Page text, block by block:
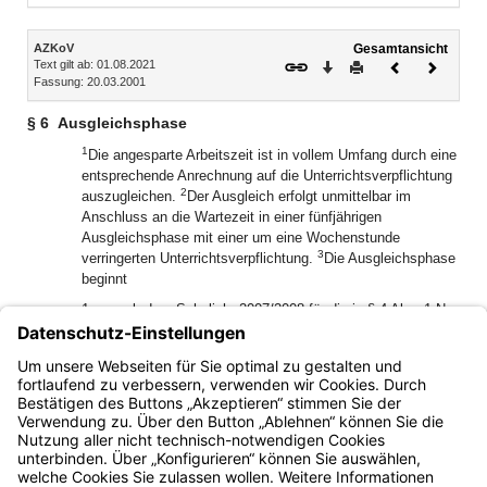
Inhalt
AZKoV
Text gilt ab: 01.08.2021
Fassung: 20.03.2001
Gesamtansicht
Download
DruckenVorheriges
§ 6 Ausgleichsphase
1 Die angesparte Arbeitszeit ist in vollem Umfang durch eine
entsprechende Anrechnung auf die Unterrichtsverpflichtung
auszugleichen. 2 Der Ausgleich erfolgt unmittelbar im
Anschluss an die Wartezeit in einer fünfjährigen
Ausgleichsphase mit einer um eine Wochenstunde
verringerten Unterrichtsverpflichtung. 3 Die Ausgleichsphase
beginnt
1.
ab dem Schuljahr 2007/2008 für die in § 4 Abs. 1 Nr.
1 genannten Lehrkräfte,
2.
ab dem Schuljahr 2008/2009 für die in § 4 Abs. 1 Nr.
2 genannten Lehrkräfte.
Bayern.de